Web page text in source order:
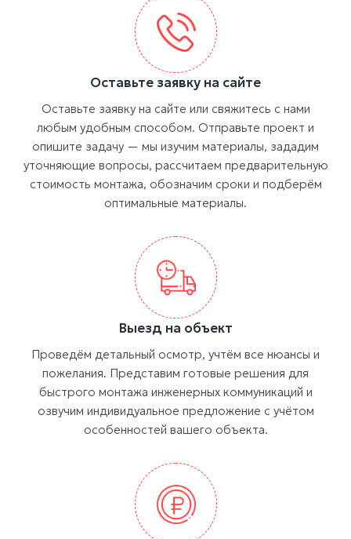
Оставьте заявку на сайте
Оставьте заявку на сайте или свяжитесь с нами
любым удобным способом. Отправьте проект и
опишите задачу — мы изучим материалы, зададим
уточняющие вопросы, рассчитаем предварительную
стоимость монтажа, обозначим сроки и подберём
оптимальные материалы.
Выезд на объект
Проведём детальный осмотр, учтём все нюансы и
пожелания. Представим готовые решения для
быстрого монтажа инженерных коммуникаций и
озвучим индивидуальное предложение с учётом
особенностей вашего объекта.